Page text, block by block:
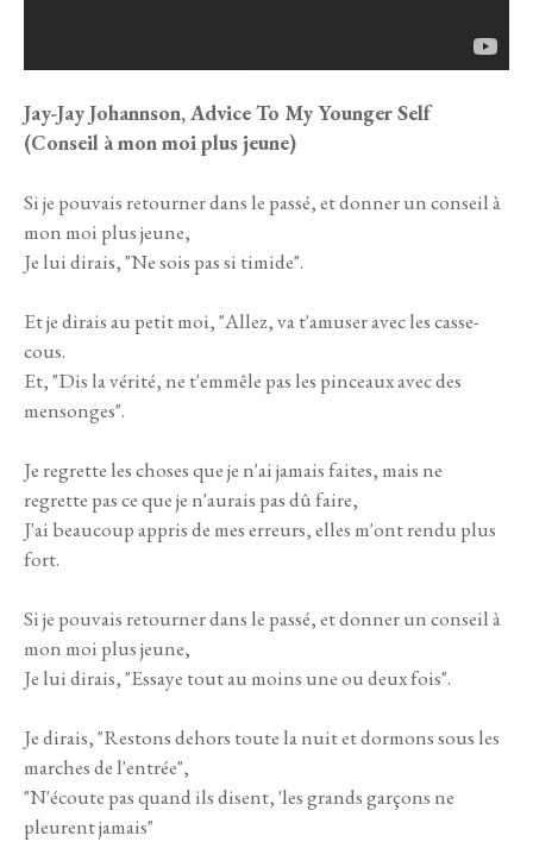
Jay-Jay Johannson, Advice To My Younger Self
(Conseil à mon moi plus jeune)
Si je pouvais retourner dans le passé, et donner un conseil à
mon moi plus jeune,
Je lui dirais, "Ne sois pas si timide".
Et je dirais au petit moi, "Allez, va t'amuser avec les casse-
cous.
Et, "Dis la vérité, ne t'emmêle pas les pinceaux avec des
mensonges".
Je regrette les choses que je n'ai jamais faites, mais ne
regrette pas ce que je n'aurais pas dû faire,
J'ai beaucoup appris de mes erreurs, elles m'ont rendu plus
fort.
Si je pouvais retourner dans le passé, et donner un conseil à
mon moi plus jeune,
Je lui dirais, "Essaye tout au moins une ou deux fois".
Je dirais, "Restons dehors toute la nuit et dormons sous les
marches de l'entrée",
"N'écoute pas quand ils disent, 'les grands garçons ne
pleurent jamais"